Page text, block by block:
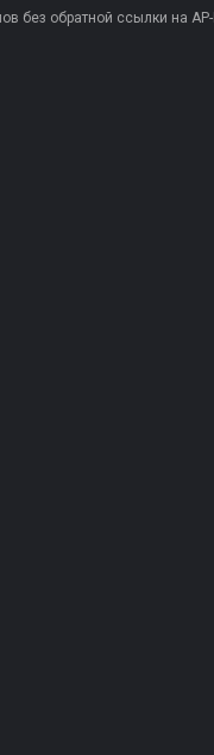
без обратной ссылки на